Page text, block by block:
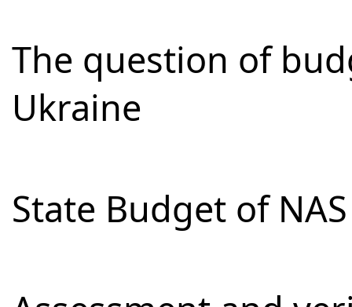
The question of
Ukraine
State Budget of